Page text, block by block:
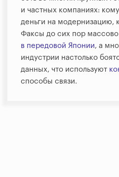
и частных компаниях:
деньги на модернизацию,
Факсы до сих пор массово
в передовой Японии, а
индустрии настолько
данных, что используют
способы связи.